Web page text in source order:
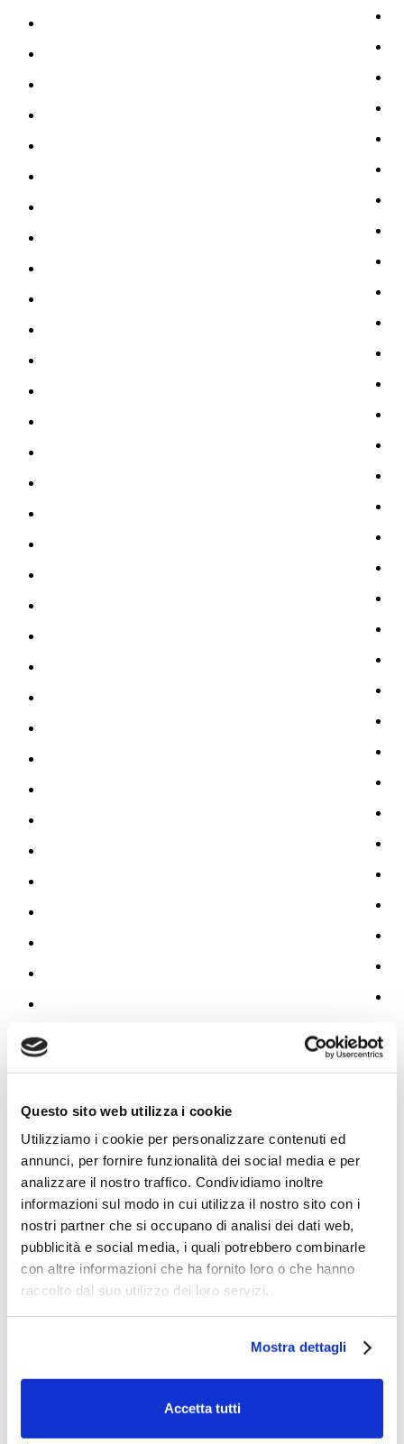
Questo sito web utilizza i cookie
Utilizziamo i cookie per personalizzare contenuti ed
annunci, per fornire funzionalità dei social media e per
analizzare il nostro traffico. Condividiamo inoltre
informazioni sul modo in cui utilizza il nostro sito con i
nostri partner che si occupano di analisi dei dati web,
pubblicità e social media, i quali potrebbero combinarle
con altre informazioni che ha fornito loro o che hanno
raccolto dal suo utilizzo dei loro servizi.
Mostra dettagli
Accetta tutti